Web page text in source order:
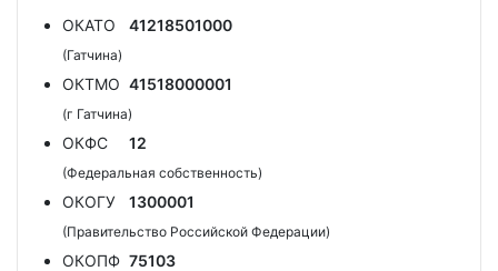
ОКАТО
41218501000
(Гатчина)
ОКТМО 41518000001
(г Гатчина)
ОКФС 12
(Федеральная собственность)
ОКОГУ 1300001
(Правительство Российской Федерации)
ОКОПФ 75103